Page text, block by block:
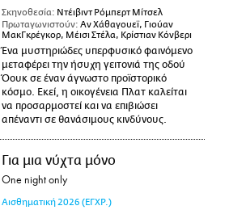
Σκηνοθεσία: Ντέιβιντ Ρόμπερτ Μίτσελ
Πρωταγωνιστούν: Αν Χάθαγουεϊ, Γιούαν
ΜακΓκρέγκορ, Μέισι Στέλα, Κρίστιαν Κόνβερι
Ένα μυστηριώδες υπερφυσικό φαινόμενο
μεταφέρει την ήσυχη γειτονιά της οδού
Όουκ σε έναν άγνωστο προϊστορικό
κόσμο. Εκεί, η οικογένεια Πλατ καλείται
να προσαρμοστεί και να επιβιώσει
απέναντι σε θανάσιμους κινδύνους.
Για μια νύχτα μόνο
One night only
Αισθηματική 2026 (ΕΓΧΡ.)